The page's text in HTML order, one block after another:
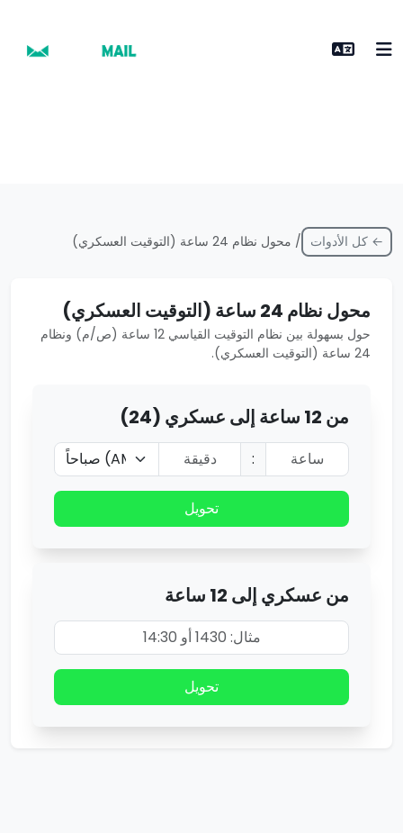
← كل الأدوات / محول نظام 24 ساعة (التوقيت العسكري)
محول نظام 24 ساعة (التوقيت العسكري)
حول بسهولة بين نظام التوقيت القياسي 12 ساعة (ص/م) ونظام
24 ساعة (التوقيت العسكري).
من 12 ساعة إلى عسكري (24)
:
تحويل
من عسكري إلى 12 ساعة
تحويل